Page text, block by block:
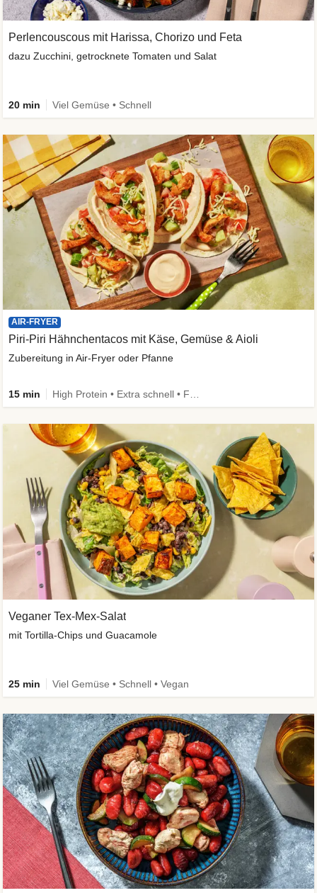
Perlencouscous mit Harissa, Chorizo und Feta
dazu Zucchini, getrocknete Tomaten und Salat
20 min Viel Gemüse • Schnell
AIR-FRYER
Piri-Piri Hähnchentacos mit Käse, Gemüse & Aioli
Zubereitung in Air-Fryer oder Pfanne
15 min
Veganer Tex-Mex-Salat
mit Tortilla-Chips und Guacamole
25 min Viel Gemüse • Schnell • Vegan